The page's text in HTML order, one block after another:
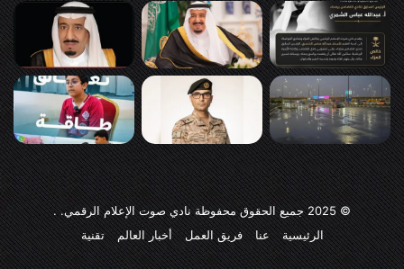
© 2025 جميع الحقوق محفوظة نادي صوت الإعلام الرقمي. .
الرئيسية
عنا فريق العمل أخبار العالم تقنية